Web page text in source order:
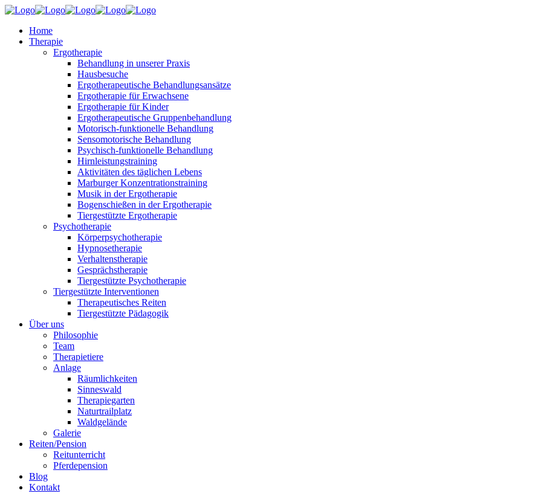
Home
Therapie
Ergotherapie
Behandlung in unserer Praxis
Hausbesuche
Ergotherapeutische Behandlungsansätze
Ergotherapie für Erwachsene
Ergotherapie für Kinder
Ergotherapeutische Gruppenbehandlung
Motorisch-funktionelle Behandlung
Sensomotorische Behandlung
Psychisch-funktionelle Behandlung
Hirnleistungstraining
Aktivitäten des täglichen Lebens
Marburger Konzentrationstraining
Musik in der Ergotherapie
Bogenschießen in der Ergotherapie
Tiergestützte Ergotherapie
Psychotherapie
Körperpsychotherapie
Hypnosetherapie
Verhaltenstherapie
Gesprächstherapie
Tiergestützte Psychotherapie
Tiergestützte Interventionen
Therapeutisches Reiten
Tiergestützte Pädagogik
Über uns
Philosophie
Team
Therapietiere
Anlage
Räumlichkeiten
Sinneswald
Therapiegarten
Naturtrailplatz
Waldgelände
Galerie
Reiten/Pension
Reitunterricht
Pferdepension
Blog
Kontakt